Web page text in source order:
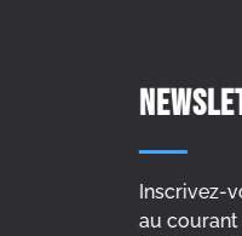
Inscrivez-
au